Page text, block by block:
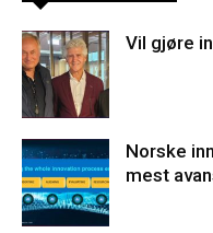
Vil gjøre
Norske
mest